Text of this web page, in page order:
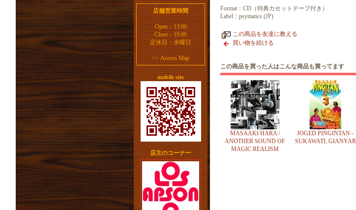
店舗営業時間
Open：13:00
Close：19:00
定休日：水曜日
>>Access Map
mobile site
店主のコーナー
Format：CD（特典カセットテープ付き）
Label：psymatics (JP)
この商品を友達に教える
買い物を続ける
この商品を買った人はこんな商品も買ってます
MASAAKI HARA /
ANOTHER SOUND OF
MAGIC REALISM
JOGED PINGINTAN -
SUKAWATI, GIANYAR